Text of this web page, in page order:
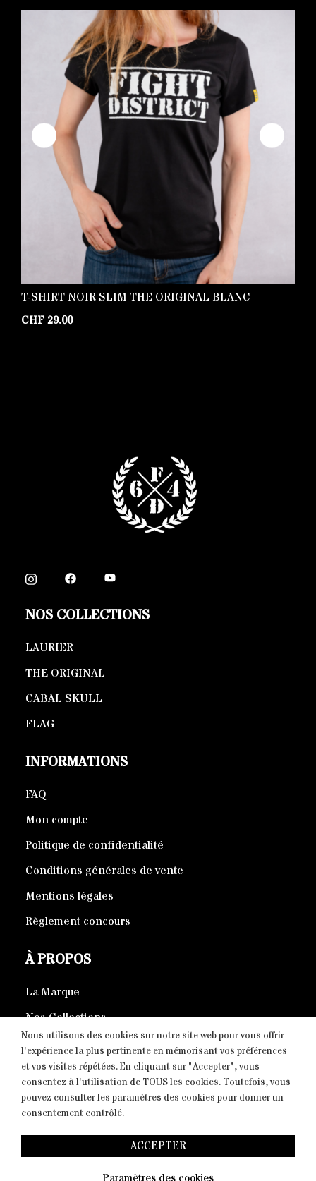
T-SHIRT NOIR SLIM THE ORIGINAL BLANC
CHF29.00
NOS COLLECTIONS
LAURIER
THE ORIGINAL
CABAL SKULL
FLAG
INFORMATIONS
FAQ
Mon compte
Politique de confidentialité
Conditions générales de vente
Mentions légales
Règlement concours
À PROPOS
La Marque
Nos Collections
Produits éco-responsables
CONTACT
Copyright © 2026 Fight-District® | Official Store, Tous
Nous utilisons des cookies sur notre site web pour vous offrir
l'expérience la plus pertinente en mémorisant vos préférences
et vos visites répétées. En cliquant sur "Accepter", vous
consentez à l'utilisation de TOUS les cookies. Toutefois, vous
pouvez consulter les paramètres des cookies pour donner un
consentement contrôlé.
ACCEPTER